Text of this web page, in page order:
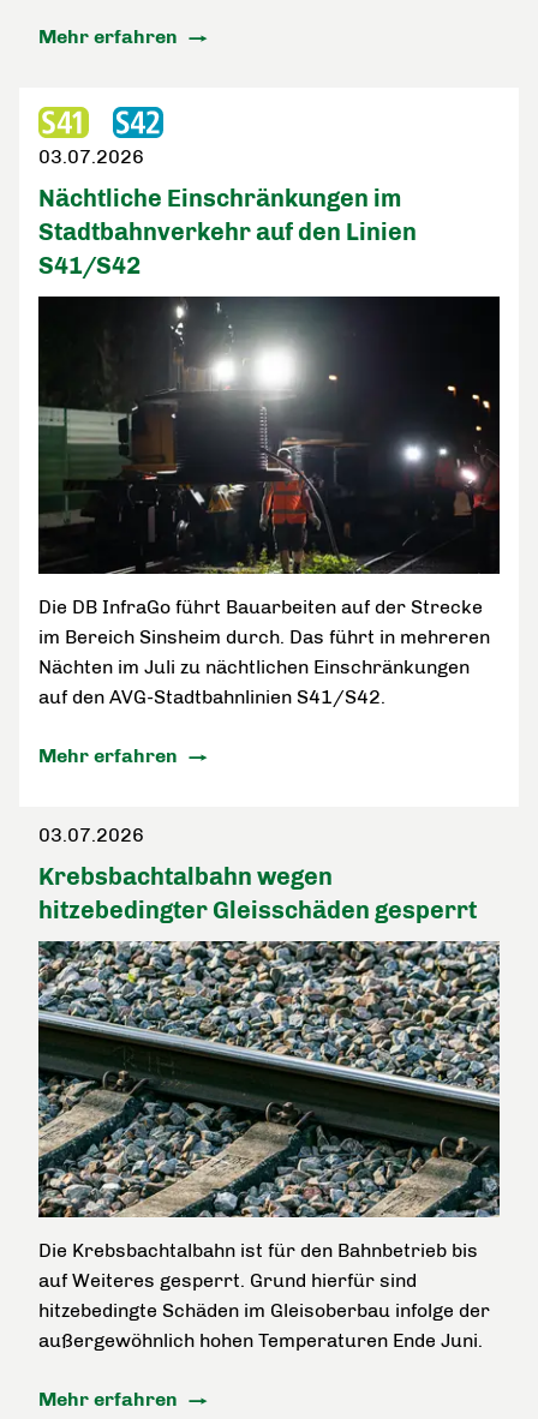
Mehr erfahren
03.07.2026
Nächtliche Einschränkungen im
Stadtbahnverkehr auf den Linien
S41/S42
Die DB InfraGo führt Bauarbeiten auf der Strecke
im Bereich Sinsheim durch. Das führt in mehreren
Nächten im Juli zu nächtlichen Einschränkungen
auf den AVG-Stadtbahnlinien S41/S42.
Mehr erfahren
03.07.2026
Krebsbachtalbahn wegen
hitzebedingter Gleisschäden gesperrt
Die Krebsbachtalbahn ist für den Bahnbetrieb bis
auf Weiteres gesperrt. Grund hierfür sind
hitzebedingte Schäden im Gleisoberbau infolge der
außergewöhnlich hohen Temperaturen Ende Juni.
Mehr erfahren